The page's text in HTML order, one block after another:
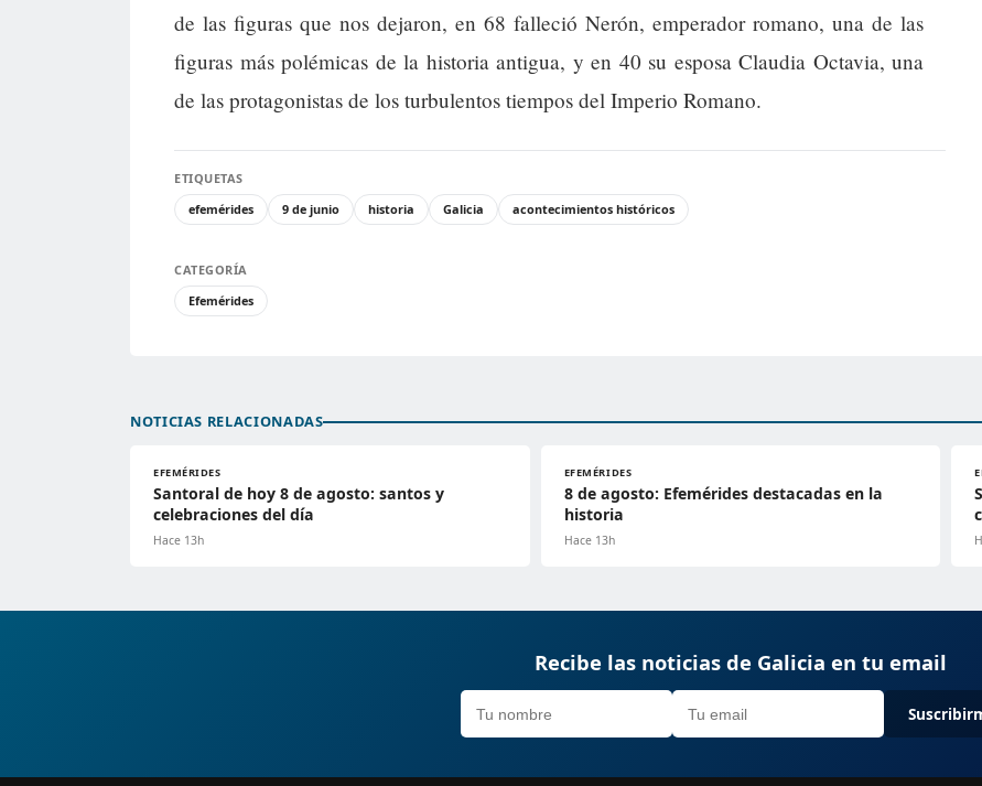
de las figuras que nos dejaron, en 68 falleció Nerón, emperador romano, una de las
figuras más polémicas de la historia antigua, y en 40 su esposa Claudia Octavia, una
de las protagonistas de los turbulentos tiempos del Imperio Romano.
ETIQUETAS
efemérides
9 de junio historia Galicia acontecimientos históricos
CATEGORÍA
Efemérides
NOTICIAS RELACIONADAS
EFEMÉRIDES
Santoral de hoy 8 de agosto: santos y
celebraciones del día
Hace 13h
EFEMÉRIDES
8 de agosto: Efemérides destacadas en la
historia
Hace 13h
Recibe las noticias de Galicia en tu email